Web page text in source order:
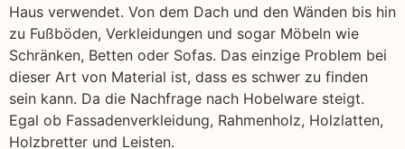
Haus verwendet. Von dem Dach und den Wänden bis hin
zu Fußböden, Verkleidungen und sogar Möbeln wie
Schränken, Betten oder Sofas. Das einzige Problem bei
dieser Art von Material ist, dass es schwer zu finden
sein kann. Da die Nachfrage nach Hobelware steigt.
Egal ob Fassadenverkleidung, Rahmenholz, Holzlatten,
Holzbretter und Leisten.